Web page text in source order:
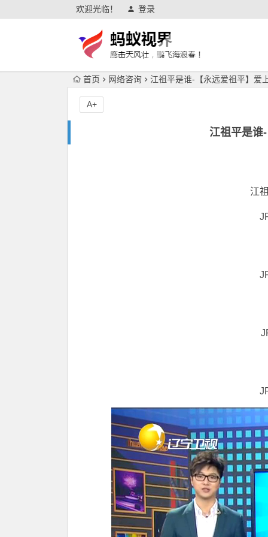
欢迎光临！ 登录
首页 网络咨询 江祖平是谁-【永远爱祖平】爱
江祖平是谁
A+
江